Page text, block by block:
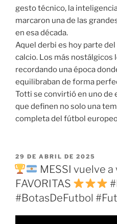
gesto técnico, la
marcaron una de las
en esa década.
Aquel derbi es hoy parte
calcio. Los más nostálgicos
recordando una época
equilibraban de forma
Totti se convirtió en uno de
que definen no solo una
completa del fútbol
PUBLICADO
EL
29 DE ABRIL DE 2025
MESSI vuelve
FAVORITAS
#BotasDeFutbol